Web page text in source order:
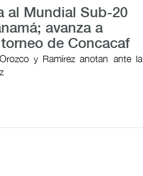
al Mundial Sub-20
avanza a
de Concacaf
y Ramírez anotan ante la